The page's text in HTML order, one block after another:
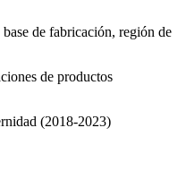
de fabricación, región de
de productos
(2018-2023)